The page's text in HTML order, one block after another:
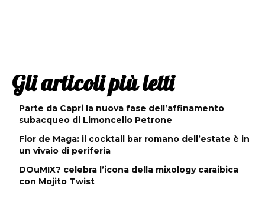
Gli articoli più letti
Parte da Capri la nuova fase dell’affinamento
subacqueo di Limoncello Petrone
Flor de Maga: il cocktail bar romano dell’estate è in
un vivaio di periferia
DOuMIX? celebra l’icona della mixology caraibica
con Mojito Twist